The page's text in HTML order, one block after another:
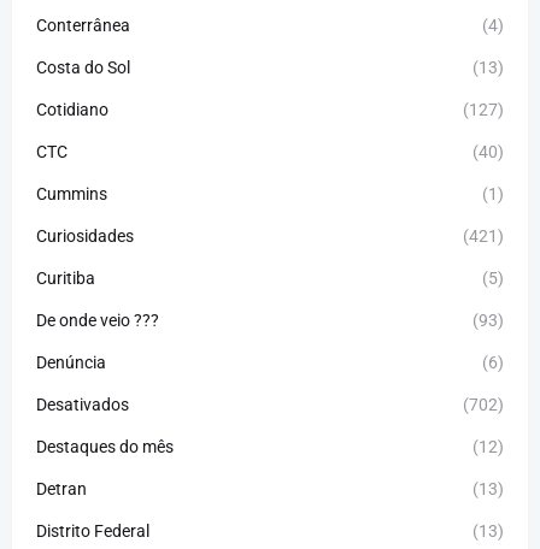
Conterrânea (4)
Costa do Sol (13)
Cotidiano (127)
CTC (40)
Cummins (1)
Curiosidades (421)
Curitiba (5)
De onde veio ??? (93)
Denúncia (6)
Desativados (702)
Destaques do mês (12)
Detran (13)
Distrito Federal (13)